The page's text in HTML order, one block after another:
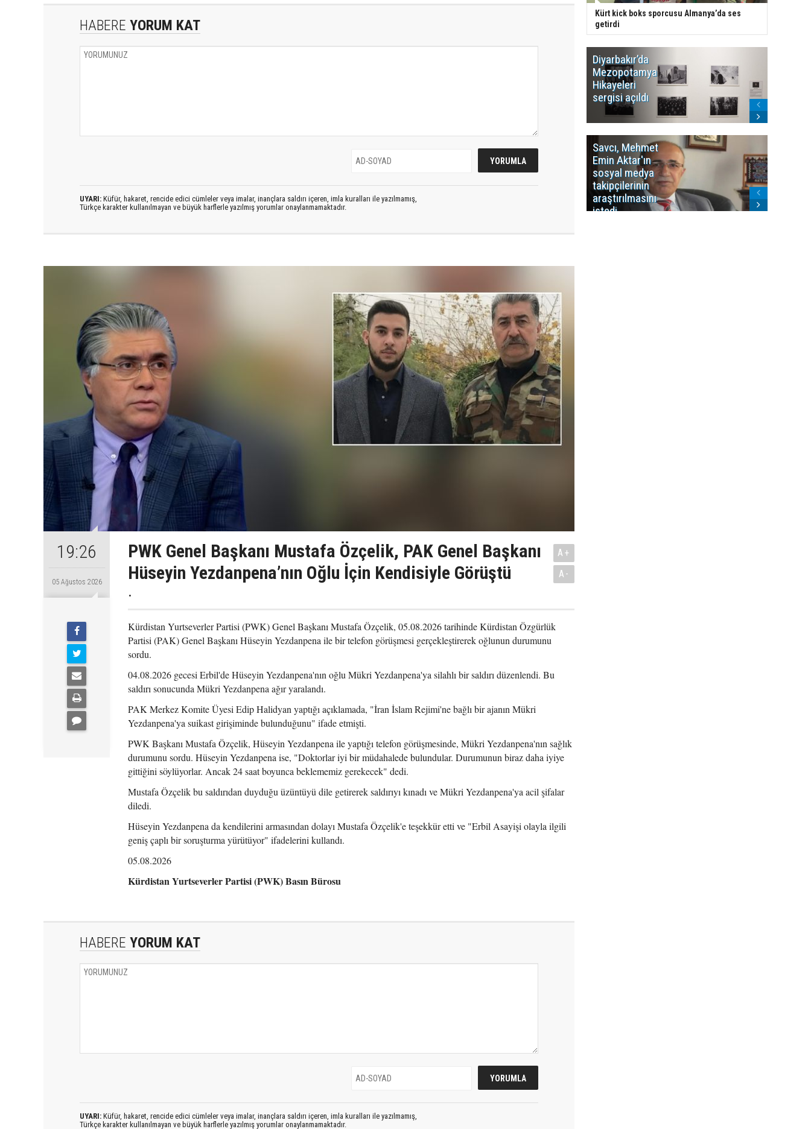
HABERE YORUM KAT
UYARI: Küfür, hakaret, rencide edici cümleler veya imalar, inançlara saldırı içeren, imla kuralları ile yazılmamış,
Türkçe karakter kullanılmayan ve büyük harflerle yazılmış yorumlar onaylanmamaktadır.
19:26
05 Ağustos 2026
PWK Genel Başkanı Mustafa Özçelik, PAK Genel Başkanı
Hüseyin Yezdanpena’nın Oğlu İçin Kendisiyle Görüştü
.
A+
A-
Kürdistan Yurtseverler Partisi (PWK) Genel Başkanı Mustafa Özçelik, 05.08.2026 tarihinde Kürdistan Özgürlük
Partisi (PAK) Genel Başkanı Hüseyin Yezdanpena ile bir telefon görüşmesi gerçekleştirerek oğlunun durumunu
sordu.
04.08.2026 gecesi Erbil'de Hüseyin Yezdanpena'nın oğlu Mükri Yezdanpena'ya silahlı bir saldırı düzenlendi. Bu
saldırı sonucunda Mükri Yezdanpena ağır yaralandı.
PAK Merkez Komite Üyesi Edip Halidyan yaptığı açıklamada, "İran İslam Rejimi'ne bağlı bir ajanın Mükri
Yezdanpena'ya suikast girişiminde bulunduğunu" ifade etmişti.
PWK Başkanı Mustafa Özçelik, Hüseyin Yezdanpena ile yaptığı telefon görüşmesinde, Mükri Yezdanpena'nın sağlık
durumunu sordu. Hüseyin Yezdanpena ise, "Doktorlar iyi bir müdahalede bulundular. Durumunun biraz daha iyiye
gittiğini söylüyorlar. Ancak 24 saat boyunca beklememiz gerekecek" dedi.
Mustafa Özçelik bu saldırıdan duyduğu üzüntüyü dile getirerek saldırıyı kınadı ve Mükri Yezdanpena'ya acil şifalar
diledi.
Hüseyin Yezdanpena da kendilerini armasından dolayı Mustafa Özçelik'e teşekkür etti ve "Erbil Asayişi olayla ilgili
geniş çaplı bir soruşturma yürütüyor" ifadelerini kullandı.
05.08.2026
Kürdistan Yurtseverler Partisi (PWK) Basın Bürosu
HABERE YORUM KAT
UYARI: Küfür, hakaret, rencide edici cümleler veya imalar, inançlara saldırı içeren, imla kuralları ile yazılmamış,
Türkçe karakter kullanılmayan ve büyük harflerle yazılmış yorumlar onaylanmamaktadır.
Kürt kick boks sporcusu Almanya’da ses
getirdi
Diyarbakır’da
Mezopotamya
Hikayeleri
sergisi açıldı
Savcı, Mehmet
Emin Aktar'ın
sosyal medya
takipçilerinin
araştırılmasını
istedi